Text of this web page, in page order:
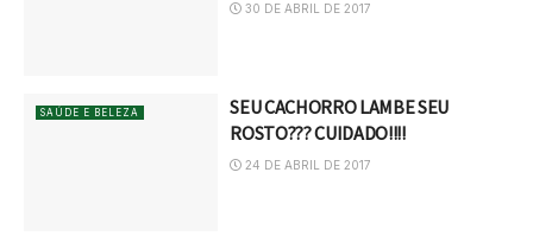
30 DE ABRIL DE 2017
SAÚDE E BELEZA
SEU CACHORRO LAMBE SEU
ROSTO??? CUIDADO!!!!
24 DE ABRIL DE 2017